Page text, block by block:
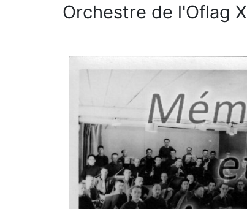
Orchestre de l'Oflag